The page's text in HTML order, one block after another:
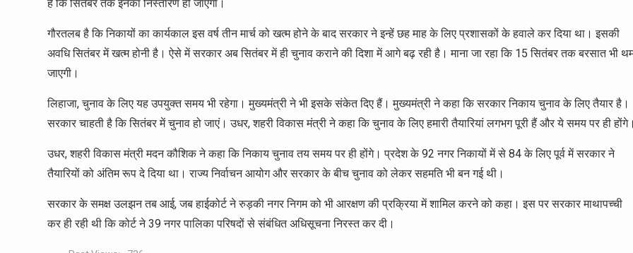
है कि सितंबर तक इनका निस्तारण हो जाएगा।
गौरतलब है कि निकायों का कार्यकाल इस वर्ष तीन मार्च को खत्म होने के बाद सरकार ने इन्हें छह माह के लिए प्रशासकों के हवाले कर दिया था। इसकी
अवधि सितंबर में खत्म होनी है। ऐसे में सरकार अब सितंबर में ही चुनाव कराने की दिशा में आगे बढ़ रही है। माना जा रहा कि 15 सितंबर तक बरसात भी
जाएगी।
लिहाजा, चुनाव के लिए यह उपयुक्त समय भी रहेगा। मुख्यमंत्री ने भी इसके संकेत दिए हैं। मुख्यमंत्री ने कहा कि सरकार निकाय चुनाव के लिए तैयार है।
सरकार चाहती है कि सितंबर में चुनाव हो जाएं। उधर, शहरी विकास मंत्री ने कहा कि चुनाव के लिए हमारी तैयारियां लगभग पूरी हैं और ये समय पर ही
उधर, शहरी विकास मंत्री मदन कौशिक ने कहा कि निकाय चुनाव तय समय पर ही होंगे। प्रदेश के 92 नगर निकायों में से 84 के लिए पूर्व में सरकार ने
तैयारियों को अंतिम रूप दे दिया था। राज्य निर्वाचन आयोग और सरकार के बीच चुनाव को लेकर सहमति भी बन गई थी।
सरकार के समक्ष उलझन तब आई, जब हाईकोर्ट ने रुड़की नगर निगम को भी आरक्षण की प्रक्रिया में शामिल करने को कहा। इस पर सरकार माथापच्ची
कर ही रही थी कि कोर्ट ने 39 नगर पालिका परिषदों से संबंधित अधिसूचना निरस्त कर दी।